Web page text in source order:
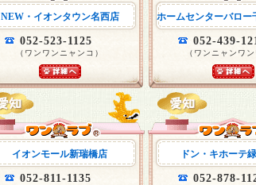
NEW・イオンタウン名西店
052-523-1125
（ワンワンニャンコ）
ホームセンターバロー
052-439-
（ワンニャンワン
イオンモール新瑞橋店
052-811-1135
ドン・キホーテ
052-878-